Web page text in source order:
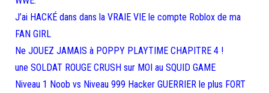
J’ai HACKÉ dans dans la VRAIE VIE le compte Roblox de ma
FAN GIRL
Ne JOUEZ JAMAIS à POPPY PLAYTIME CHAPITRE 4 !
une SOLDAT ROUGE CRUSH sur MOI au SQUID GAME
Niveau 1 Noob vs Niveau 999 Hacker GUERRIER le plus FORT